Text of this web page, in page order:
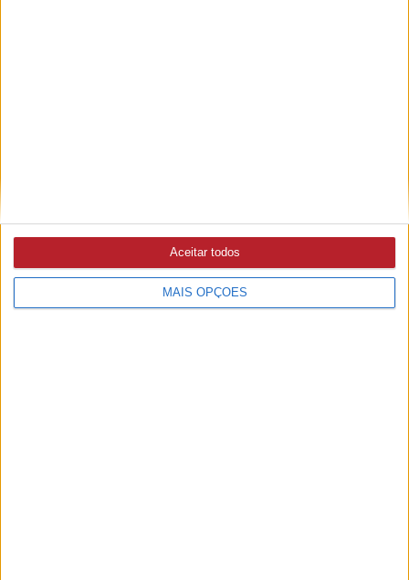
MAIS OPÇÕES
Aceitar todos
Ampliar capa Ler edição